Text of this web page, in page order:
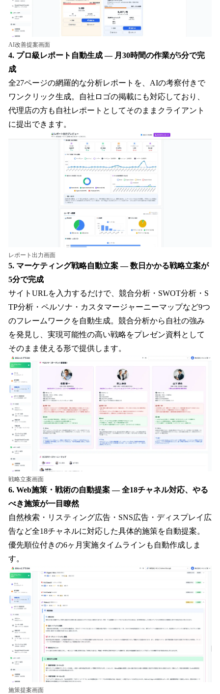
AI改善提案画面
4. プロ級レポート自動生成 — 月30時間の作業が5分で完
成
全27ページの網羅的な分析レポートを、AIの考察付きで
ワンクリック生成。自社ロゴの掲載にも対応しており、
代理店の方も自社レポートとしてそのままクライアント
に提出できます。
レポート出力画面
5. マーケティング戦略自動立案 — 数日かかる戦略立案が
5分で完成
サイトURLを入力するだけで、競合分析・SWOT分析・S
TP分析・ペルソナ・カスタマージャーニーマップなど9つ
のフレームワークを自動生成。競合分析から自社の強み
を発見し、実現可能性の高い戦略をプレゼン資料として
そのまま使える形で提供します。
戦略立案画面
6. Web施策・戦術の自動提案 — 全18チャネル対応、やる
べき施策が一目瞭然
自然検索・リスティング広告・SNS広告・ディスプレイ広
告など全18チャネルに対応した具体的施策を自動提案。
優先順位付きの6ヶ月実施タイムラインも自動作成しま
す。
施策提案画面